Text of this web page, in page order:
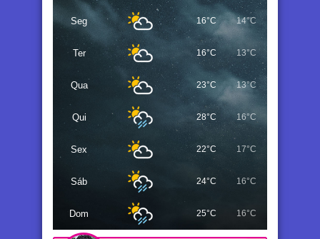
Seg 16°C 14°C
Ter 16°C 13°C
Qua 23°C 13°C
Qui 28°C 16°C
Sex 22°C 17°C
Sáb 24°C 16°C
Dom 25°C 16°C